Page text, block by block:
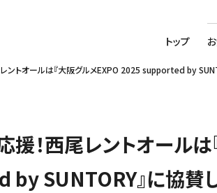
トップ
ントオールは『大阪グルメEXPO 2025 supported by
！西尾レントオールは
SUNTORY』に協賛